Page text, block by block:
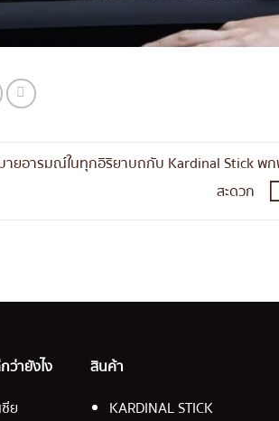
ายอารมณ์ในทุกอิริยาบถกับ Kardinal Stick พ
สะดวก
ว่ายังไง
ย
สินค้า
KARDINAL STICK